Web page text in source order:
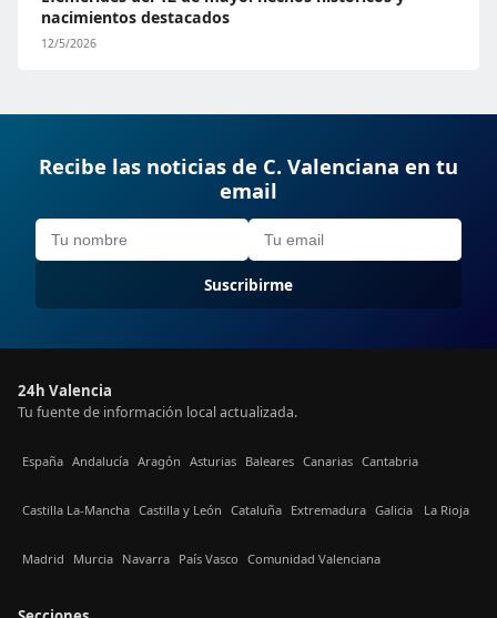
nacimientos destacados
12/5/2026
Recibe las noticias de C. Valenciana en tu
email
Suscribirme
24h Valencia
Tu fuente de información local actualizada.
España Andalucía Aragón Asturias Baleares Canarias Cantabria
Castilla La-Mancha Castilla y León Cataluña Extremadura Galicia La Rioja
Madrid Murcia Navarra País Vasco Comunidad Valenciana